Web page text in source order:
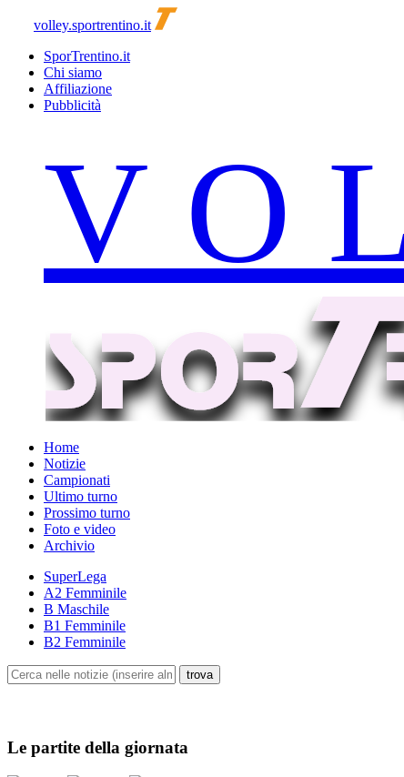
volley.sportrentino.it
SporTrentino.it
Chi siamo
Affiliazione
Pubblicità
Home
Notizie
Campionati
Ultimo turno
Prossimo turno
Foto e video
Archivio
SuperLega
A2 Femminile
B Maschile
B1 Femminile
B2 Femminile
Le partite della giornata